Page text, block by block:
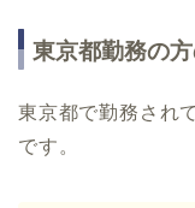
東京都勤務の方
東京都で勤務され
です。